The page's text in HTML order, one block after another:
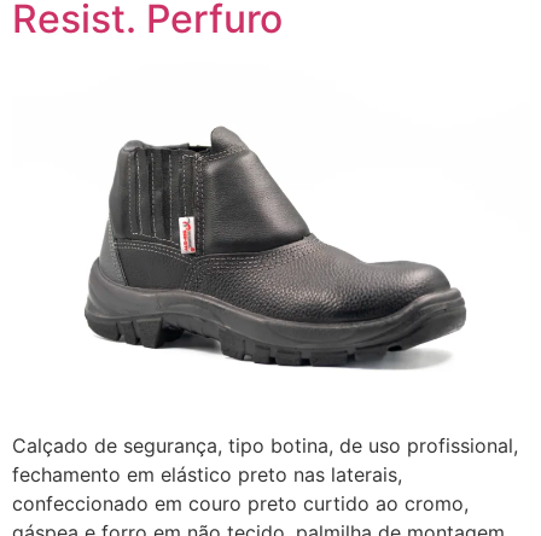
Resist. Perfuro
Calçado de segurança, tipo botina, de uso profissional,
fechamento em elástico preto nas laterais,
confeccionado em couro preto curtido ao cromo,